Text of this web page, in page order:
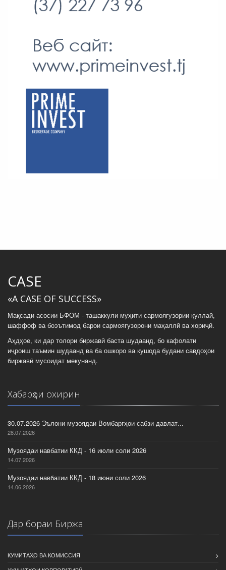
CASE
«A CASE OF SUCCESS»
Мақсади асосии БФОМ - ташаккули муҳити сармоягузории қуллай,
шаффоф ва боэътимод барои сармоягузорони маҳаллӣ ва хориҷӣ.
Аҳдҳое, ки дар толори биржавӣ баста шудаанд, бо кафолати
иҷроиш таъмин шудаанд ва ба ошкоро ва кушода будани савдоҳои
биржавӣ мусоидат мекунанд.
Хабарҳои охирин
30.07.2026 Эълони музоядаи Вомбаргҳои сабзи давлат...
28.07.2026
Музоядаи навбатии ККД - 16 июли соли 2026
14.07.2026
Музоядаи навбатии ККД - 18 июни соли 2026
14.06.2026
Дар бораи Биржа
КУМИТАҲО ВА КОМИССИЯ